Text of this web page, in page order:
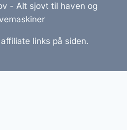
- Alt sjovt til haven og
links på siden.